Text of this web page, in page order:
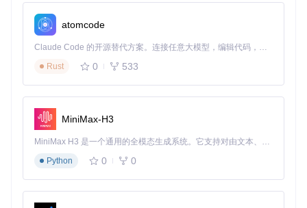
问自己的直播内容。
精准导航（解析引擎）
的直播页面中准确提取真实的媒体流地址，为后续下载铺平
道路。
这种"工厂式"的架构设计，既保证了与平台接口的良好兼容
性，又实现了下载过程的高效与可靠，为用户提供了一站式的
🚀 5个实用技巧，让直播回放管理效率提升10倍
atomcode
Claude Code 的开源替代方案。连接任意大模型，编辑代码，运行命令，自动验证 — 全自动执行。用 Rust 构建，极致性能。 ｜ An open-source alternative to Claude Code. Connect any LLM, edit code, run commands, and verify changes — autonomously. Built in Rust for speed. Get Started
Rust
0 533
MiniMax-H3
MiniMax H3 是一个通用的全模态生成系统。它支持对由文本、图像、视频和音频组成的多模态上下文进行统一理解，并能生成分辨率高达 2K、时长可达 15 秒的带原生立体声音频的视频。得益于面向任务泛化的系统设计，H3 在预训练阶段就已具备广泛的多模态上下文理解与生成能力，能够出色地执行复杂的多模态指令。
Python
0 0